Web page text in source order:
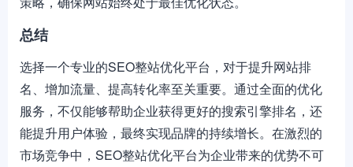
总结
选择一个专业的SEO整站优化平台，对于提升网站排
名、增加流量、提高转化率至关重要。通过全面的优化
服务，不仅能够帮助企业获得更好的搜索引擎排名，还
能提升用户体验，最终实现品牌的持续增长。在激烈的
市场竞争中，SEO整站优化平台为企业带来的优势不可